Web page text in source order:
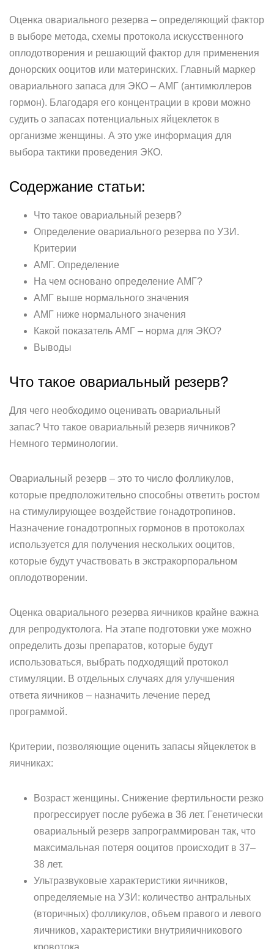
Оценка овариального резерва – определяющий фактор
в выборе метода, схемы протокола искусственного
оплодотворения и решающий фактор для применения
донорских ооцитов или материнских. Главный маркер
овариального запаса для ЭКО – АМГ (антимюллеров
гормон). Благодаря его концентрации в крови можно
судить о запасах потенциальных яйцеклеток в
организме женщины. А это уже информация для
выбора тактики проведения ЭКО.
Содержание статьи:
Что такое овариальный резерв?
Определение овариального резерва по УЗИ.
Критерии
АМГ. Определение
На чем основано определение АМГ?
АМГ выше нормального значения
АМГ ниже нормального значения
Какой показатель АМГ – норма для ЭКО?
Выводы
Что такое овариальный резерв?
Для чего необходимо оценивать овариальный
запас? Что такое овариальный резерв яичников?
Немного терминологии.
Овариальный резерв – это то число фолликулов,
которые предположительно способны ответить ростом
на стимулирующее воздействие гонадотропинов.
Назначение гонадотропных гормонов в протоколах
используется для получения нескольких ооцитов,
которые будут участвовать в экстракорпоральном
оплодотворении.
Оценка овариального резерва яичников крайне важна
для репродуктолога. На этапе подготовки уже можно
определить дозы препаратов, которые будут
использоваться, выбрать подходящий протокол
стимуляции. В отдельных случаях для улучшения
ответа яичников – назначить лечение перед
программой.
Критерии, позволяющие оценить запасы яйцеклеток в
яичниках:
Возраст женщины. Снижение фертильности резко
прогрессирует после рубежа в 36 лет. Генетически
овариальный резерв запрограммирован так, что
максимальная потеря ооцитов происходит в 37–
38 лет.
Ультразвуковые характеристики яичников,
определяемые на УЗИ: количество антральных
(вторичных) фолликулов, объем правого и левого
яичников, характеристики внутрияичникового
кровотока.